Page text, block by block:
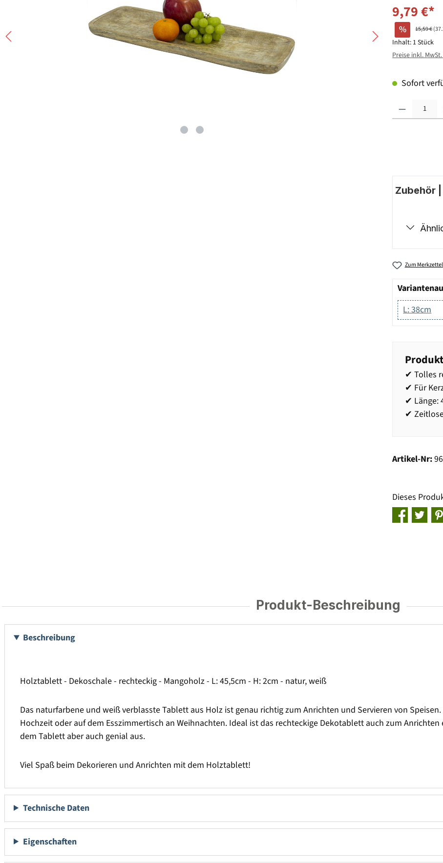
9,79 €*
% 15,59 €
Inhalt: 1 Stück
Preise inkl.
Sofort
Zubehör
Zum
L: 38cm
✔ Tolles
✔ Für
✔ Länge:
✔
Artikel-Nr:
Dieses
Produkt-Beschreibung
Beschreibung
Holztablett - Dekoschale - rechteckig - Mangoholz - L: 45,5cm - H: 2cm - natur, weiß
Das naturfarbene und weiß verblasste Tablett aus Holz ist genau richtig zum Anrichten und Servieren von
Hochzeit oder auf dem Esszimmertisch an Weihnachten. Ideal ist das rechteckige Dekotablett auch zum
dem Tablett aber auch genial aus.
Viel Spaß beim Dekorieren und Anrichten mit dem Holztablett!
Technische Daten
Eigenschaften